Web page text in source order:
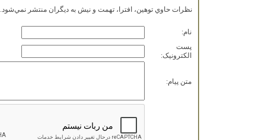
نظرات حاوي توهين، افترا، تهمت و نيش به ديگران منتشر نمي‌شود.
نام:
پست
الکترونيک:
متن پيام: